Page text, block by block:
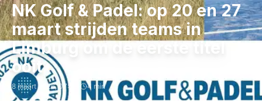
NK Golf & Padel: op 20 en 27
maart strijden teams in
Limburg om de eerste titel
ooit
8 maart 2026,07:03 4 min